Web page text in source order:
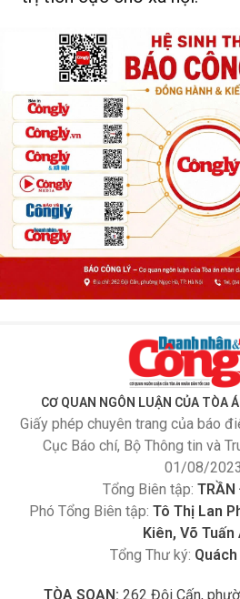
CƠ QUAN NGÔN LUẬN CỦA TÒA
Giấy phép chuyên trang của báo
Cục Báo chí, Bộ Thông tin và
01/08/2023
Tổng Biên tập: TRẦN
Phó Tổng Biên tập: Tô Thị Lan
Kiên, Võ Tuấn
Tổng Thư ký:
TÒA SOẠN: 262 Đội Cấn,